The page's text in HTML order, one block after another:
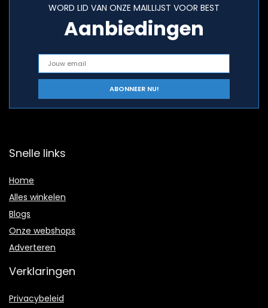
WORD LID VAN ONZE MAILLIJST VOOR BEST
Aanbiedingen
Snelle links
Home
Alles winkelen
Blogs
Onze webshops
Adverteren
Verklaringen
Privacybeleid